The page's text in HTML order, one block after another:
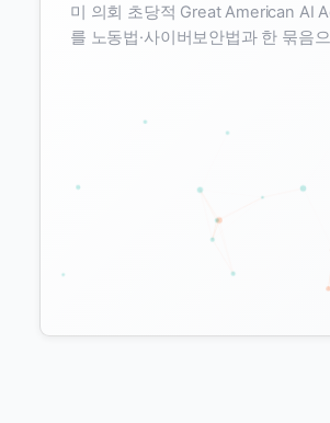
미 의회 초당적 Great American AI
를 노동법·사이버보안법과 한 묶음